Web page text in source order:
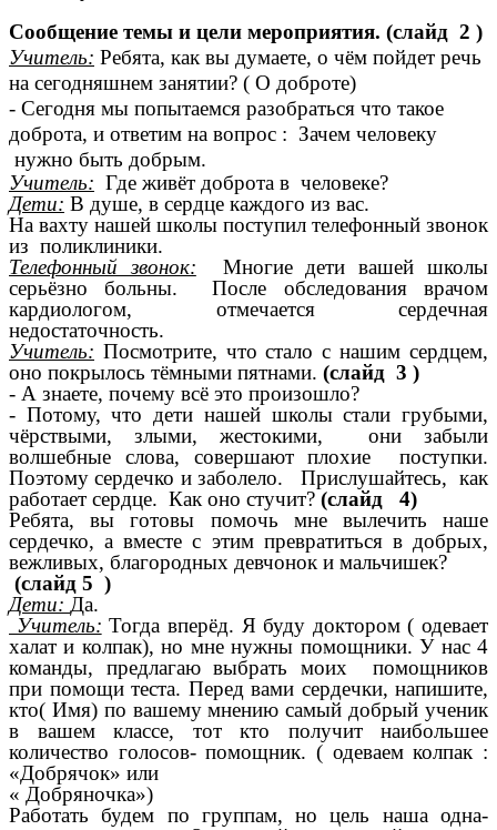
Сообщение темы и цели мероприятия. (слайд 2 )
Учитель: Ребята, как вы думаете, о чём пойдет речь
на сегодняшнем занятии? ( О доброте)
- Сегодня мы попытаемся разобраться что такое
доброта, и ответим на вопрос : Зачем человеку
нужно быть добрым.
Учитель: Где живёт доброта в человеке?
Дети: В душе, в сердце каждого из вас.
На вахту нашей школы поступил телефонный звонок
из поликлиники.
Телефонный звонок: Многие дети вашей школы
серьёзно больны. После обследования врачом
кардиологом, отмечается сердечная
недостаточность.
Учитель: Посмотрите, что стало с нашим сердцем,
оно покрылось тёмными пятнами. (слайд 3 )
- А знаете, почему всё это произошло?
- Потому, что дети нашей школы стали грубыми,
чёрствыми, злыми, жестокими, они забыли
волшебные слова, совершают плохие поступки.
Поэтому сердечко и заболело.
Прислушайтесь, как
работает сердце. Как оно стучит? (слайд 4)
Ребята, вы готовы помочь мне вылечить наше
сердечко, а вместе с этим превратиться в добрых,
вежливых, благородных девчонок и мальчишек?
(слайд 5 )
Дети: Да.
Учитель: Тогда вперёд. Я буду доктором ( одевает
халат и колпак), но мне нужны помощники. У нас 4
команды, предлагаю выбрать моих помощников
при помощи теста. Перед вами сердечки, напишите,
кто( Имя) по вашему мнению самый добрый ученик
в вашем классе, тот кто получит наибольшее
количество голосов- помощник. ( одеваем колпак :
«Добрячок» или
« Добряночка»)
Работать будем по группам, но цель наша одна-